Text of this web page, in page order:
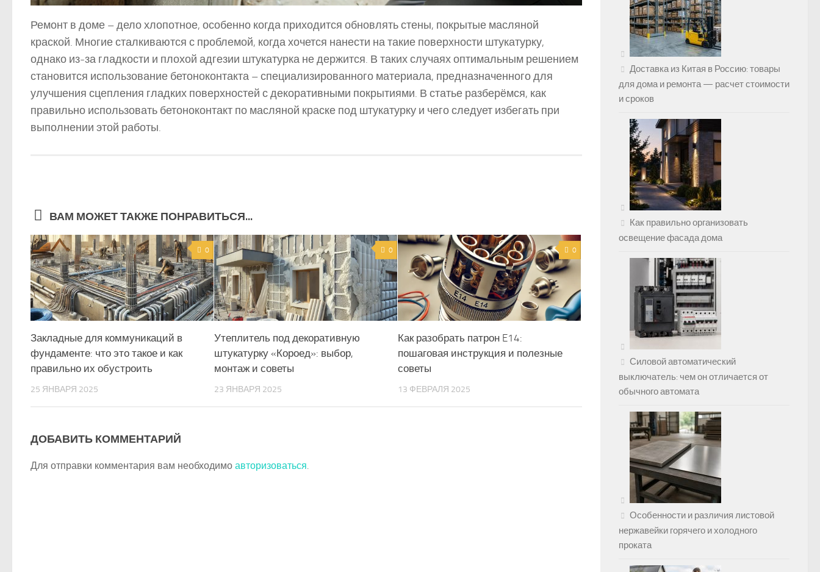
Ремонт в доме – дело хлопотное, особенно когда приходится обновлять стены, покрытые масляной
краской. Многие сталкиваются с проблемой, когда хочется нанести на такие поверхности штукатурку,
однако из-за гладкости и плохой адгезии штукатурка не держится. В таких случаях оптимальным решением
становится использование бетоноконтакта – специализированного материала, предназначенного для
улучшения сцепления гладких поверхностей с декоративными покрытиями. В статье разберёмся, как
правильно использовать бетоноконтакт по масляной краске под штукатурку и чего следует избегать при
выполнении этой работы.
ВАМ МОЖЕТ ТАКЖЕ ПОНРАВИТЬСЯ...
0
Закладные для коммуникаций в
фундаменте: что это такое и как
правильно их обустроить
25 ЯНВАРЯ 2025
0
Утеплитель под декоративную
штукатурку «Короед»: выбор,
монтаж и советы
23 ЯНВАРЯ 2025
0
Как разобрать патрон E14:
пошаговая инструкция и полезные
советы
13 ФЕВРАЛЯ 2025
ДОБАВИТЬ КОММЕНТАРИЙ
Для отправки комментария вам необходимо авторизоваться
Доставка из Китая в Россию: товары
для дома и ремонта — расчет стоимости
и сроков
Как правильно организовать
освещение фасада дома
Силовой автоматический
выключатель: чем он отличается от
обычного автомата
Особенности и различия листовой
нержавейки горячего и холодного
проката